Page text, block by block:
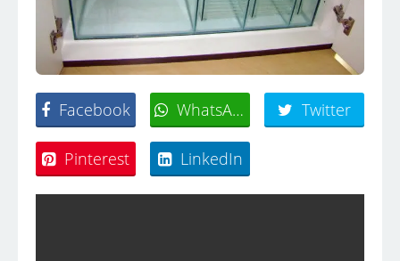
Facebook WhatsApp Twitter
Pinterest LinkedIn